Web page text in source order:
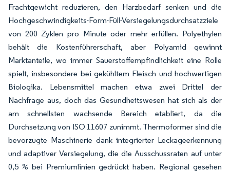
Frachtgewicht reduzieren, den Harzbedarf senken und die
Hochgeschwindigkeits-Form-Füll-Versiegelungsdurchsatzziele
von 200 Zyklen pro Minute oder mehr erfüllen. Polyethylen
behält die Kostenführerschaft, aber Polyamid gewinnt
Marktanteile, wo immer Sauerstoffempfindlichkeit eine Rolle
spielt, insbesondere bei gekühltem Fleisch und hochwertigen
Biologika. Lebensmittel machen etwa zwei Drittel der
Nachfrage aus, doch das Gesundheitswesen hat sich als der
am schnellsten wachsende Bereich etabliert, da die
Durchsetzung von ISO 11607 zunimmt. Thermoformer sind die
bevorzugte Maschinerie dank integrierter Leckageerkennung
und adaptiver Versiegelung, die die Ausschussraten auf unter
0,5 % bei Premiumlinien gedrückt haben. Regional gesehen